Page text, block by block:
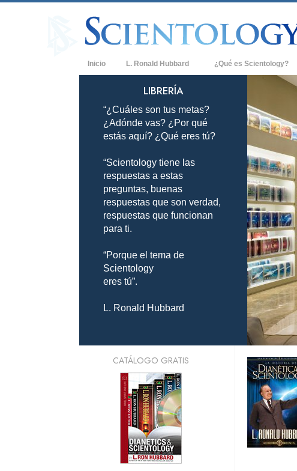
Inicio L. Ronald Hubbard ¿Qué es Scientology?
Credos y Códigos de
Qué dicen los
Scientology
Conoce a un Scientologist
Dentro de una Iglesia
Los Principios Básicos
Una Introducción a
Amor y Odio: ¿Qué es
LIBRERÍA
“¿Cuáles son tus metas?
¿Adónde vas? ¿Por qué
estás aquí? ¿Qué eres tú?
“Scientology tiene las
respuestas a estas
preguntas, buenas
respuestas que son verdad,
respuestas que funcionan
para ti.
“Porque el tema de
Scientology
eres tú”.
L. Ronald Hubbard
CATÁLOGO GRATIS